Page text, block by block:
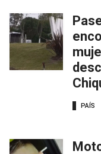
PAÍS